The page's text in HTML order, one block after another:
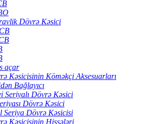
Dövrə Kəsici
açar
Kəsicisinin Köməkçi Aksesuarları
Bağlayıcı
Seriyalı Dövrə Kəsici
Dövrə Kəsici
Seriya Dövrə Kəsicisi
Kəsicisinin Hissələri